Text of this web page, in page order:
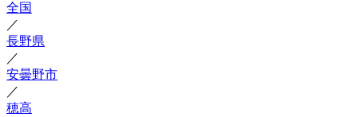
全国
／
長野県
／
安曇野市
／
穂高